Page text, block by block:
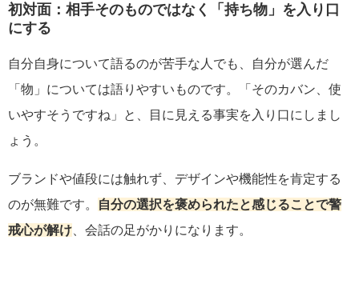
初対面：相手そのものではなく「持ち物」を入り口
にする
自分自身について語るのが苦手な人でも、自分が選んだ
「物」については語りやすいものです。「そのカバン、使
いやすそうですね」と、目に見える事実を入り口にしまし
ょう。
ブランドや値段には触れず、デザインや機能性を肯定する
のが無難です。
自分の選択を褒められたと感じることで警
戒心が解け、会話の足がかりになります。